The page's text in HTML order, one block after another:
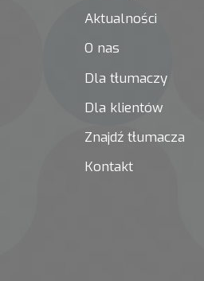
Aktualności
O nas
Dla tłumaczy
Dla klientów
Znajdź tłumacza
Kontakt